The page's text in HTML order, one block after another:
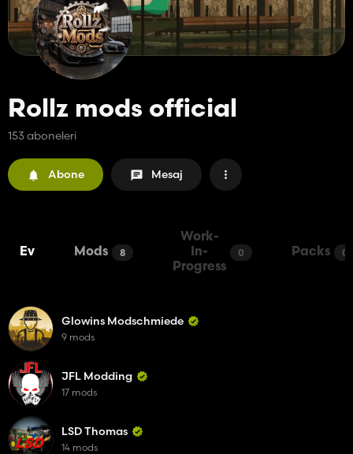
Rollz mods official
153 aboneleri
Abone Mesaj
Ev Mods 8
Work-
In-
Progress
0 Packs 0
Glowins Modschmiede
9 mods
JFL Modding
17 mods
LSD Thomas
14 mods